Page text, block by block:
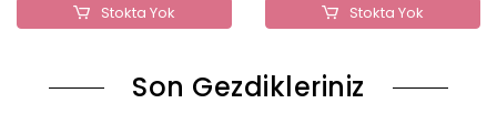
Stokta Yok Stokta Yok
Son Gezdikleriniz